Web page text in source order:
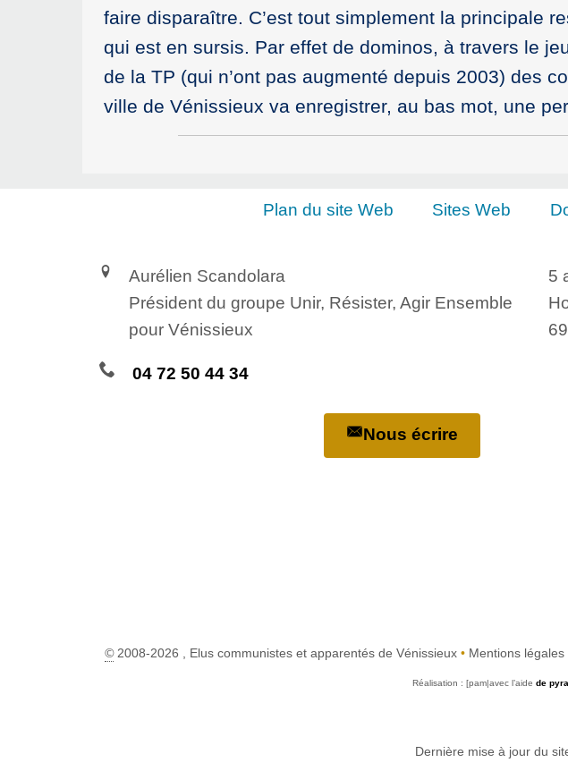
faire disparaître. C’est tout simplement la principale
qui est en sursis. Par effet de dominos, à travers le
de la TP (qui n’ont pas augmenté depuis 2003) des
ville de Vénissieux va enregistrer, au bas mot, une
Plan du site Web Sites Web
Aurélien Scandolara
Président du groupe Unir, Résister, Agir Ensemble
pour Vénissieux
5
04 72 50 44 34
Nous écrire
©2008-2026 , Elus communistes et apparentés de Vénissieux • Mentions
Réalisation : [pam|avec l’aide de
Dernière mise à jour du